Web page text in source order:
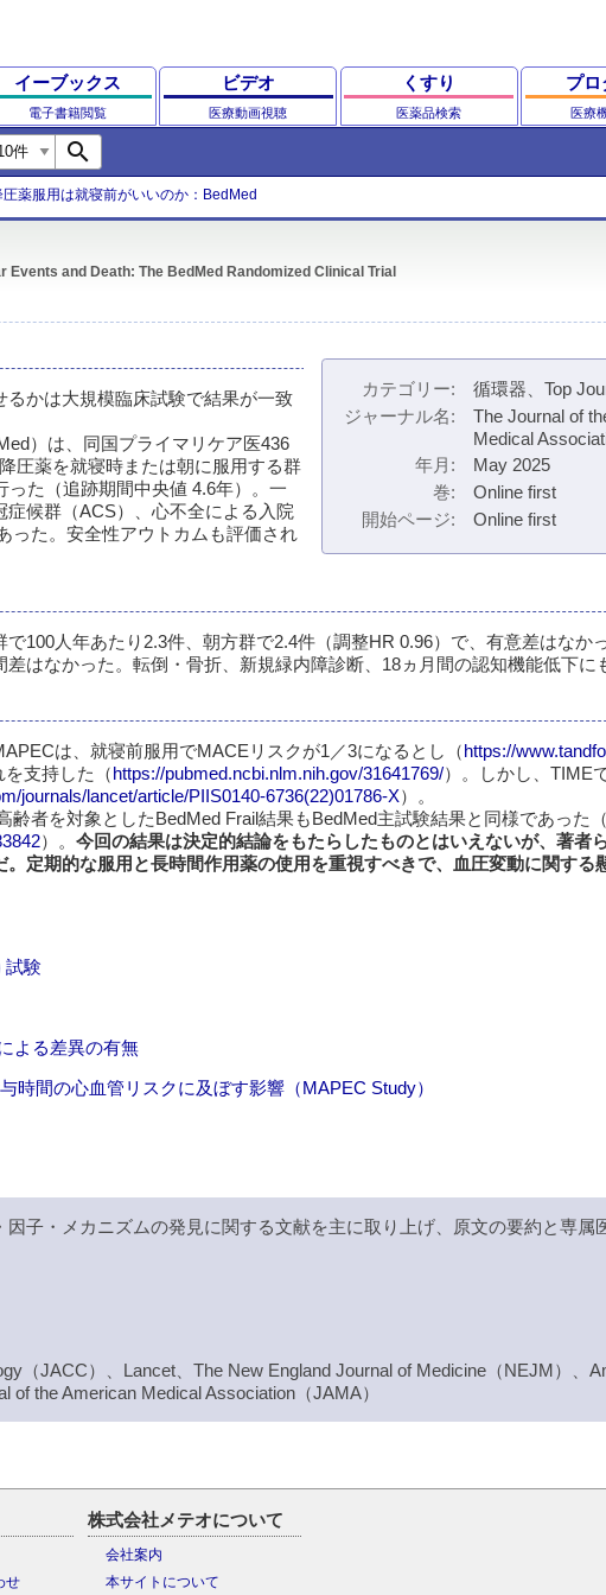
イーブックス
電子書籍閲覧
ビデオ
医療動画視聴
くすり
医薬品検索
プロ
医療
search
圧薬服用は就寝前がいいのか：BedMed
and Death: The BedMed Randomized Clinical Trial
カテゴリー
循環器、Top
ジャーナル名
The Journal of
Medical
年月
May 2025
巻
Online first
開始ページ
Online first
かは大規模臨床試験で結果が一致
）は、同国プライマリケア医436
圧薬を就寝時または朝に服用する群
た（追跡期間中央値 4.6年）。一
候群（ACS）、心不全による入院
った。安全性アウトカムも評価され
100人年あたり2.3件、朝方群で2.4件（調整HR 0.96）で、有意差はなか
はなかった。転倒・骨折、新規緑内障診断、18ヵ月間の認知機能低下に
は、就寝前服用でMACEリスクが1／3になるとし（https://
支持した（https://pubmed.ncbi.nlm.nih.gov/31641769/）。しかし、TIME
journals/lancet/article/PIIS0140-6736(22)01786-X）。
者を対象としたBedMed Frail結果もBedMed主試験結果と同様であった（
）。 今回の結果は決定的結論をもたらしたものとはいえないが、著者
定期的な服用と長時間作用薬の使用を重視すべきで、血圧変動に関する
試験
よる差異の有無
時間の心血管リスクに及ぼす影響（MAPEC Study）
子・メカニズムの発見に関する文献を主に取り上げ、原文の要約と専属
（JACC）、Lancet、The New England Journal of Medicine（NEJM）、
the American Medical Association（JAMA）
せ
株式会社メテオについて
会社案内
本サイトについて